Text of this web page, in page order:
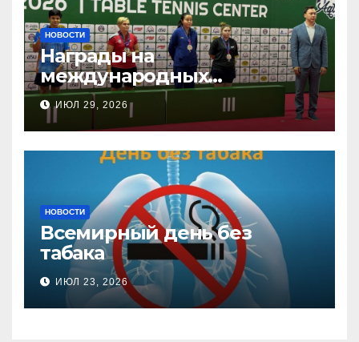
НОВОСТИ
Награды на
международных
соревнованиях
настольного тенниса ПОДА
ИЮЛ 29, 2026
НОВОСТИ
Всемирный день без
табака
ИЮЛ 23, 2026